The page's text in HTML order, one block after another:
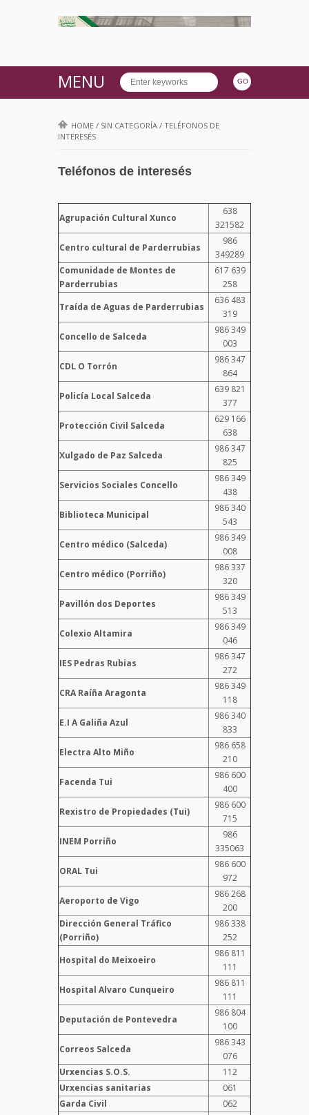
MENU
HOME / SIN CATEGORÍA / TELÉFONOS DE
INTERESÉS
Teléfonos de interesés
Agrupación Cultural Xunco
638
321582
Centro cultural de Parderrubias
986
349289
Comunidade de Montes de
Parderrubias
617 639
258
Traída de Aguas de Parderrubias
636 483
319
Concello de Salceda
986 349
003
CDL O Torrón
986 347
864
Policía Local Salceda
639 821
377
Protección Civil Salceda
629 166
638
Xulgado de Paz Salceda
986 347
825
Servicios Sociales Concello
986 349
438
Biblioteca Municipal
986 340
543
Centro médico (Salceda)
986 349
008
Centro médico (Porriño)
986 337
320
Pavillón dos Deportes
986 349
513
Colexio Altamira
986 349
046
IES Pedras Rubias
986 347
272
CRA Raíña Aragonta
986 349
118
E.I A Galiña Azul
986 340
833
Electra Alto Miño
986 658
210
Facenda Tui
986 600
400
Rexistro de Propiedades (Tui)
986 600
715
INEM Porriño
986
335063
ORAL Tui
986 600
972
Aeroporto de Vigo
986 268
200
Dirección General Tráfico
(Porriño)
986 338
252
Hospital do Meixoeiro
986 811
111
Hospital Alvaro Cunqueiro
986 811
111
Deputación de Pontevedra
986 804
100
Correos Salceda
986 343
076
Urxencias S.O.S.
112
Urxencias sanitarias
061
Garda Civil
062